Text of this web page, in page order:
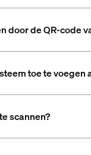
de QR-code
toe te voegen
scannen?